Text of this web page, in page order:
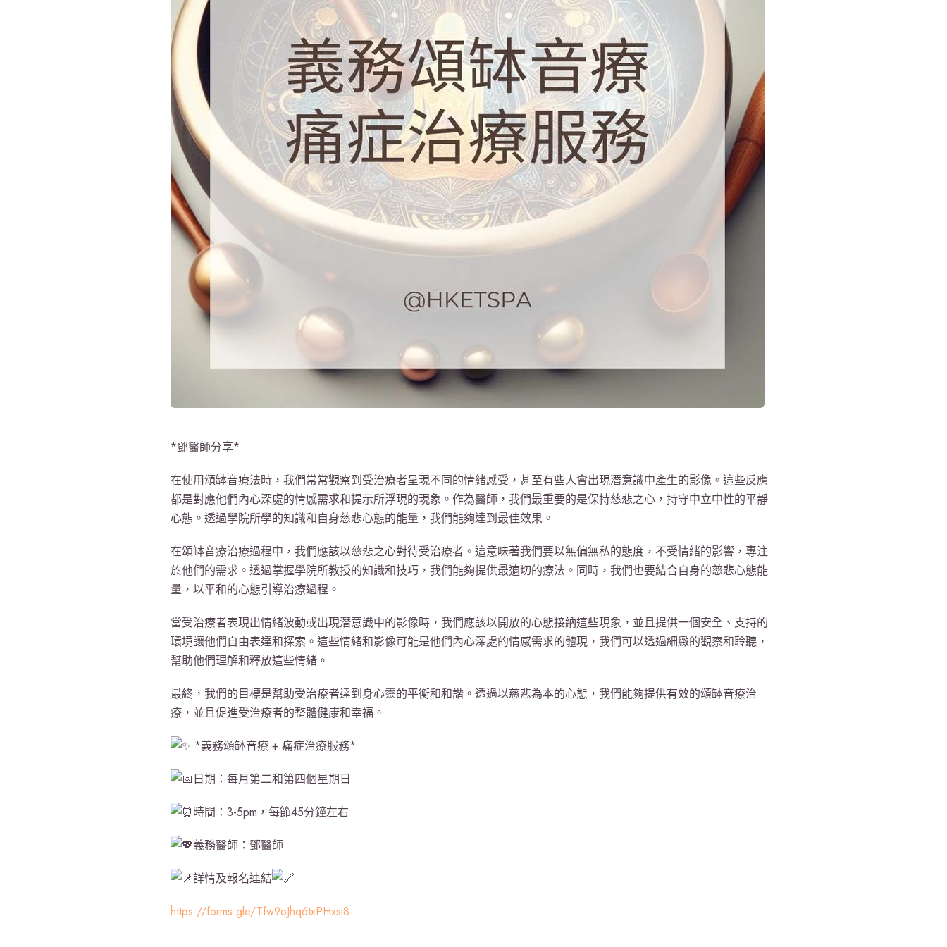
*鄧醫師分享*
在使用頌缽音療法時，我們常常觀察到受治療者呈現不同的情緒感受，甚至有些人會出現潛意識中產生的影像。這些反應
都是對應他們內心深處的情感需求和提示所浮現的現象。作為醫師，我們最重要的是保持慈悲之心，持守中立中性的平靜
心態。透過學院所學的知識和自身慈悲心態的能量，我們能夠達到最佳效果。
在頌缽音療治療過程中，我們應該以慈悲之心對待受治療者。這意味著我們要以無偏無私的態度，不受情緒的影響，專注
於他們的需求。透過掌握學院所教授的知識和技巧，我們能夠提供最適切的療法。同時，我們也要結合自身的慈悲心態能
量，以平和的心態引導治療過程。
當受治療者表現出情緒波動或出現潛意識中的影像時，我們應該以開放的心態接納這些現象，並且提供一個安全、支持的
環境讓他們自由表達和探索。這些情緒和影像可能是他們內心深處的情感需求的體現，我們可以透過細緻的觀察和聆聽，
幫助他們理解和釋放這些情緒。
最終，我們的目標是幫助受治療者達到身心靈的平衡和和諧。透過以慈悲為本的心態，我們能夠提供有效的頌缽音療治
療，並且促進受治療者的整體健康和幸福。
*義務頌缽音療 + 痛症治療服務*
日期：每月第二和第四個星期日
時間：3-5pm，每節45分鐘左右
義務醫師：鄧醫師
詳情及報名連結
https://forms.gle/Tfw9oJhq6txPHxsi8